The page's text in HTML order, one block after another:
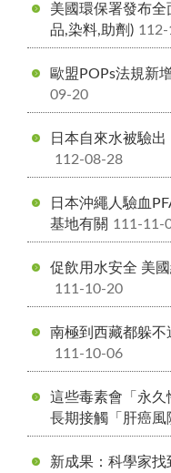
美國環保署發布全
品,染料,助劑)
歐盟POPs法規新
09-20
日本自來水被驗
112-08-28
日本沖繩人驗血
基地有關 111-11-
促飲用水安全 美
111-10-20
南極到西藏都躲
111-10-06
這些毒素會「永
長期接觸「肝癌風
新成果：科學家